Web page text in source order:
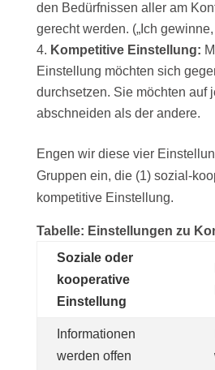
den Bedürfnissen aller am
gerecht werden. („Ich
Kompetitive Einstellung:
Einstellung möchten sich
durchsetzen. Sie möchten auf
abschneiden als der andere.
Engen wir diese vier
Gruppen ein, die (1) sozial-
kompetitive Einstellung.
Tabelle: Einstellungen zu
Soziale oder
kooperative
Einstellung
Informationen
werden offen